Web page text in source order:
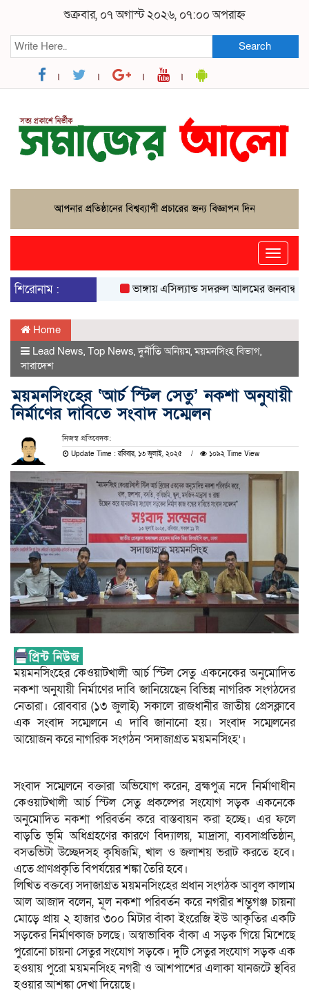
শুক্রবার, ০৭ অগাস্ট ২০২৬, ০৭:০০ অপরাহ্ন
Search
Toggle
শিরোনাম :
ভাঙ্গায় এসিল্যান্ড সদরুল আলমের জনবান্ধব
Home
Lead News, Top News,দুর্নীতি অনিয়ম,ময়মনসিংহ বিভাগ,
সারাদেশ
ময়মনসিংহের ‘আর্চ স্টিল সেতু’ নকশা অনুযায়ী
নির্মাণের দাবিতে সংবাদ সম্মেলন
নিজস্ব প্রতিবেদক:
Update Time : রবিবার, ১৩ জুলাই, ২০২৫ ১০৯২ Time View
ময়মনসিংহের কেওয়াটখালী আর্চ স্টিল সেতু একনেকের অনুমোদিত
নকশা অনুযায়ী নির্মাণের দাবি জানিয়েছেন বিভিন্ন নাগরিক সংগঠদের
নেতারা। রোববার (১৩ জুলাই) সকালে রাজধানীর জাতীয় প্রেসক্লাবে
এক সংবাদ সম্মেলনে এ দাবি জানানো হয়। সংবাদ সম্মেলনের
আয়োজন করে নাগরিক সংগঠন ‘সদাজাগ্রত ময়মনসিংহ’।
সংবাদ সম্মেলনে বক্তারা অভিযোগ করেন, ব্রহ্মপুত্র নদে নির্মাণাধীন
কেওয়াটখালী আর্চ স্টিল সেতু প্রকল্পের সংযোগ সড়ক একনেকে
অনুমোদিত নকশা পরিবর্তন করে বাস্তবায়ন করা হচ্ছে। এর ফলে
বাড়তি ভূমি অধিগ্রহণের কারণে বিদ্যালয়, মাদ্রাসা, ব্যবসাপ্রতিষ্ঠান,
বসতভিটা উচ্ছেদসহ কৃষিজমি, খাল ও জলাশয় ভরাট করতে হবে।
এতে প্রাণপ্রকৃতি বিপর্যয়ের শঙ্কা তৈরি হবে।
লিখিত বক্তব্যে সদাজাগ্রত ময়মনসিংহের প্রধান সংগঠক আবুল কালাম
আল আজাদ বলেন, মূল নকশা পরিবর্তন করে নগরীর শম্ভুগঞ্জ চায়না
মোড়ে প্রায় ২ হাজার ৩০০ মিটার বাঁকা ইংরেজি ইউ আকৃতির একটি
সড়কের নির্মাণকাজ চলছে। অস্বাভাবিক বাঁকা এ সড়ক গিয়ে মিশেছে
পুরোনো চায়না সেতুর সংযোগ সড়কে। দুটি সেতুর সংযোগ সড়ক এক
হওয়ায় পুরো ময়মনসিংহ নগরী ও আশপাশের এলাকা যানজটে স্থবির
হওয়ার আশঙ্কা দেখা দিয়েছে।